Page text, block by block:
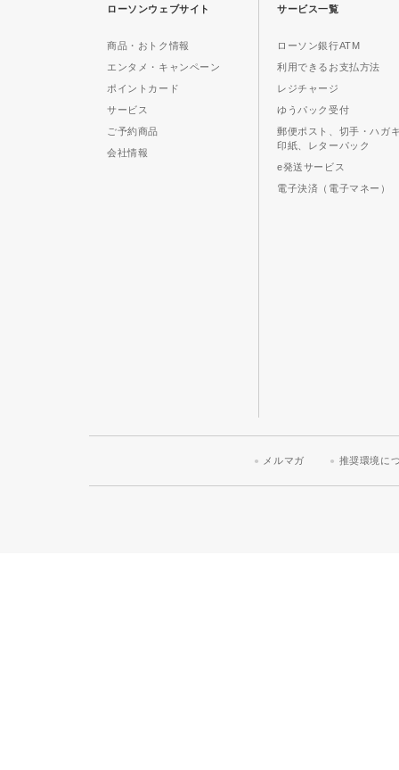
ローソンウェブサイト
商品・おトク情報
エンタメ・キャンペーン
ポイントカード
サービス
ご予約商品
会社情報
サービス一覧
ローソン銀行ATM
利用できるお支払方法
レジチャージ
ゆうパック受付
郵便ポスト、切手・ハガ
印紙、レターパック
e発送サービス
電子決済（電子マネー）
メルマガ 推奨環境に